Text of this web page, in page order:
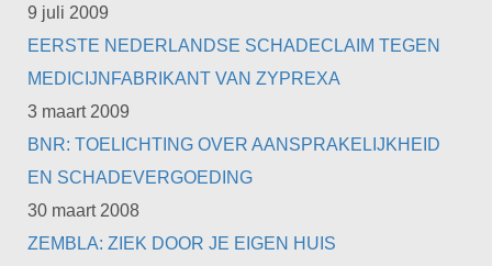
9 juli 2009
EERSTE NEDERLANDSE SCHADECLAIM TEGEN
MEDICIJNFABRIKANT VAN ZYPREXA
3 maart 2009
BNR: TOELICHTING OVER AANSPRAKELIJKHEID
EN SCHADEVERGOEDING
30 maart 2008
ZEMBLA: ZIEK DOOR JE EIGEN HUIS